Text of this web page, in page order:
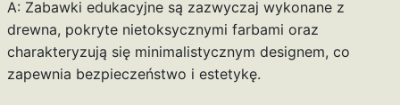
A: Zabawki edukacyjne są zazwyczaj wykonane z
drewna, pokryte nietoksycznymi farbami oraz
charakteryzują się minimalistycznym designem, co
zapewnia bezpieczeństwo i estetykę.